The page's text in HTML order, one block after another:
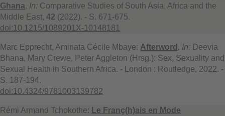
Ghana. In: Comparative Studies of South Asia, Africa and the
Middle East, 42 (2022). - S. 671-675.
doi:10.1215/1089201X-10148181
Marc Epprecht, Aminata Cécile Mbaye: Afterword . In: Deevia
Bhana, Mary Crewe, Peter Aggleton (Hrsg.): Sex, Sexuality and
Sexual Health in Southern Africa. - London : Routledge, 2022. -
S. 187-194.
doi:10.4324/9781003139782
Rémi Armand Tchokothe: Le Franç(h)ais en Mode